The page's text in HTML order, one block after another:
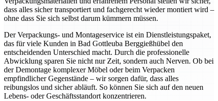
dass alles sicher transportiert und fachgerecht wieder montiert wird –
ohne dass Sie sich selbst darum kümmern müssen.
Der Verpackungs- und Montageservice ist ein Dienstleistungspaket,
das für viele Kunden in Bad Gottleuba Berggießhübel den
entscheidenden Unterschied macht. Durch die professionelle
Abwicklung sparen Sie nicht nur Zeit, sondern auch Nerven. Ob bei
der Demontage komplexer Möbel oder beim Verpacken
empfindlicher Gegenstände – wir sorgen dafür, dass alles
reibungslos und sicher abläuft. So können Sie sich auf den neuen
Lebens- oder Geschäftsstandort konzentrieren.